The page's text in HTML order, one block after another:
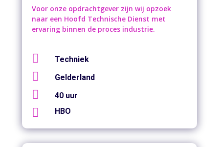
Voor onze opdrachtgever zijn wij opzoek
naar een Hoofd Technische Dienst met
ervaring binnen de proces industrie.
 Techniek
 Gelderland
 40 uur
 HBO